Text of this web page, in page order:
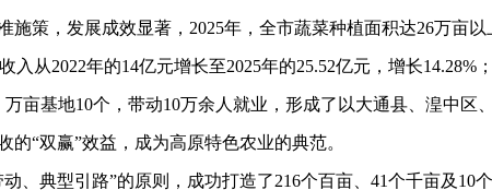
策，发展成效显著，2025年，全市蔬菜种植面积达26万亩以
入从2022年的14亿元增长至2025年的25.52亿元，增长14.28%
万亩基地10个，带动10万余人就业，形成了以大通县、湟中区
的“双赢”效益，成为高原特色农业的典范。
典型引路”的原则，成功打造了216个百亩、41个千亩及10